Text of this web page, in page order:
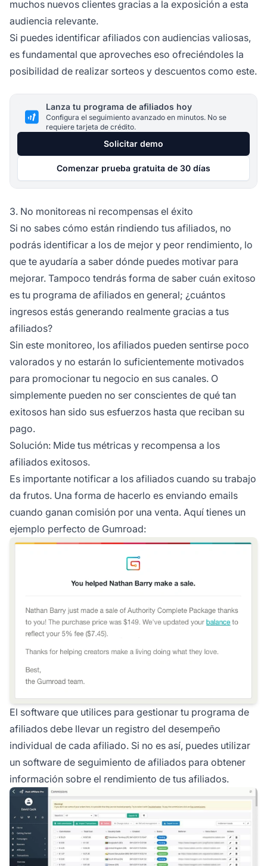
muchos nuevos clientes gracias a la exposición a esta
audiencia relevante.
Si puedes identificar afiliados con audiencias valiosas,
es fundamental que aproveches eso ofreciéndoles la
posibilidad de realizar sorteos y descuentos como este.
Lanza tu programa de afiliados hoy
Configura el seguimiento avanzado en minutos. No se
requiere tarjeta de crédito.
Solicitar demo
Comenzar prueba gratuita de 30 días
3. No monitoreas ni recompensas el éxito
Si no sabes cómo están rindiendo tus afiliados, no
podrás identificar a los de mejor y peor rendimiento, lo
que te ayudaría a saber dónde puedes motivar para
mejorar. Tampoco tendrás forma de saber cuán exitoso
es tu programa de afiliados en general; ¿cuántos
ingresos estás generando realmente gracias a tus
afiliados?
Sin este monitoreo, los afiliados pueden sentirse poco
valorados y no estarán lo suficientemente motivados
para promocionar tu negocio en sus canales. O
simplemente pueden no ser conscientes de qué tan
exitosos han sido sus esfuerzos hasta que reciban su
pago.
Solución: Mide tus métricas y recompensa a los
afiliados exitosos.
Es importante notificar a los afiliados cuando su trabajo
da frutos. Una forma de hacerlo es enviando emails
cuando ganan comisión por una venta. Aquí tienes un
ejemplo perfecto de Gumroad:
El software que utilices para gestionar tu programa de
afiliados debe llevar un registro del desempeño
individual de cada afiliado. Si no es así, puedes utilizar
un software de seguimiento de afiliados para obtener
información sobre el rendimiento de tus afiliados.